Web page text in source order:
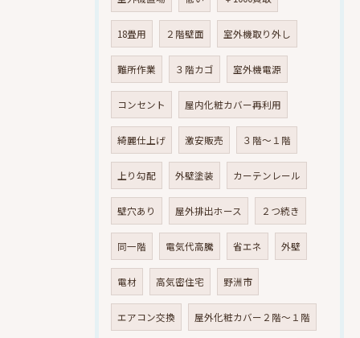
18畳用 ２階壁面 室外機取り外し
難所作業 ３階カゴ 室外機電源
コンセント 屋内化粧カバー再利用
綺麗仕上げ 激安販売 ３階～１階
上り勾配 外壁塗装 カーテンレール
壁穴あり 屋外排出ホース ２つ続き
同一階 電気代高騰 省エネ 外壁
電材 高気密住宅 野洲市
エアコン交換 屋外化粧カバー２階～１階